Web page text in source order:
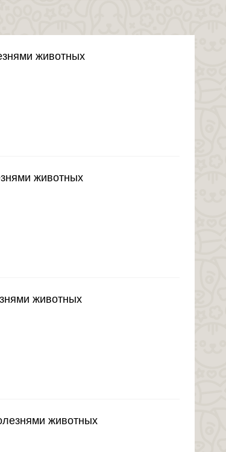
животных
животных
животных
животных